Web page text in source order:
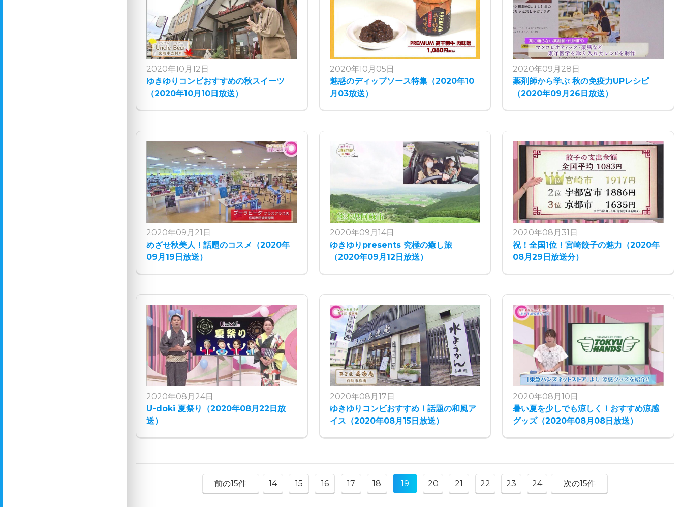
2020年10月12日
ゆきゆりコンビおすすめの秋スイーツ
（2020年10月10日放送）
2020年10月05日
魅惑のディップソース特集（2020年10
月03放送）
2020年09月28日
薬剤師から学ぶ 秋の免疫力UPレシピ
（2020年09月26日放送）
2020年09月21日
めざせ秋美人！話題のコスメ（2020年
09月19日放送）
2020年09月14日
ゆきゆりpresents 究極の癒し旅
（2020年09月12日放送）
2020年08月31日
祝！全国1位！宮崎餃子の魅力（2020年
08月29日放送分）
2020年08月24日
U-doki 夏祭り（2020年08月22日放
送）
2020年08月17日
ゆきゆりコンビおすすめ！話題の和風ア
イス（2020年08月15日放送）
2020年08月10日
暑い夏を少しでも涼しく！おすすめ涼感
グッズ（2020年08月08日放送）
前の15件 14 15 16 17 18 19 20 21 22 23 24 次の15件